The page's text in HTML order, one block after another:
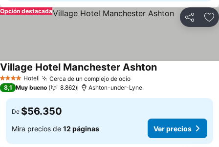
Compartir
Opción destacada
4 EstrellasHotel Cerca de un complejo de ocioVer precios
Village Hotel Manchester AshtonVer precios
8,1 Muy bueno 8.862 Ashton-under-Lyne
De $56.350
Mira precios de 12 páginas Ver precios